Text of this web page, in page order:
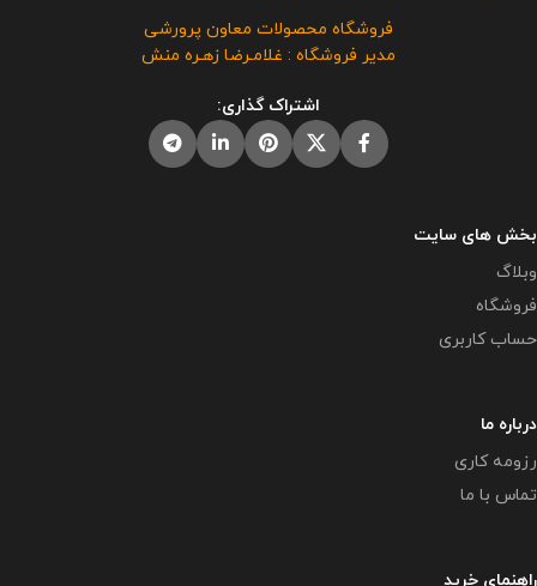
دیگران مورد رضایت ما نیست و شرعا
حرام می باشد .
حال استفاده هستند و مورد رضایت ما
نمی باشد .
راهنمای استفاده :
بنر در طرح خام بوده و برای کاهش
دفتر نصب میکنید و برنامه کلاسی
هر کلاس را جداگانه در یک کاغذ آچار
چاپ و در بنر در قسمت مربوطه می
فروشگاه محصولات معاون پرورشی
مدیر فروشگاه : غلامـرضا زهـره منش
اشتراک گذاری:
بخش های سایت
وبلاگ
فروشگاه
حساب کاربری
درباره ما
رزومه کاری
تماس با ما
راهنمای خرید